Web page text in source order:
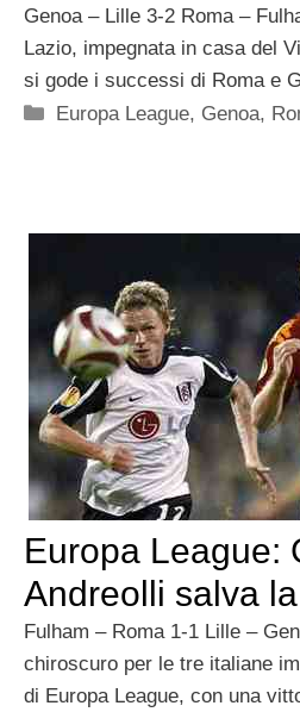
Genoa – Lille 3-2 Roma –
Lazio, impegnata in casa del
si gode i successi di Roma e
Categorie
Europa League, Genoa,
Europa League:
Andreolli salva
Fulham – Roma 1-1 Lille –
chiroscuro per le tre italiane
di Europa League, con una